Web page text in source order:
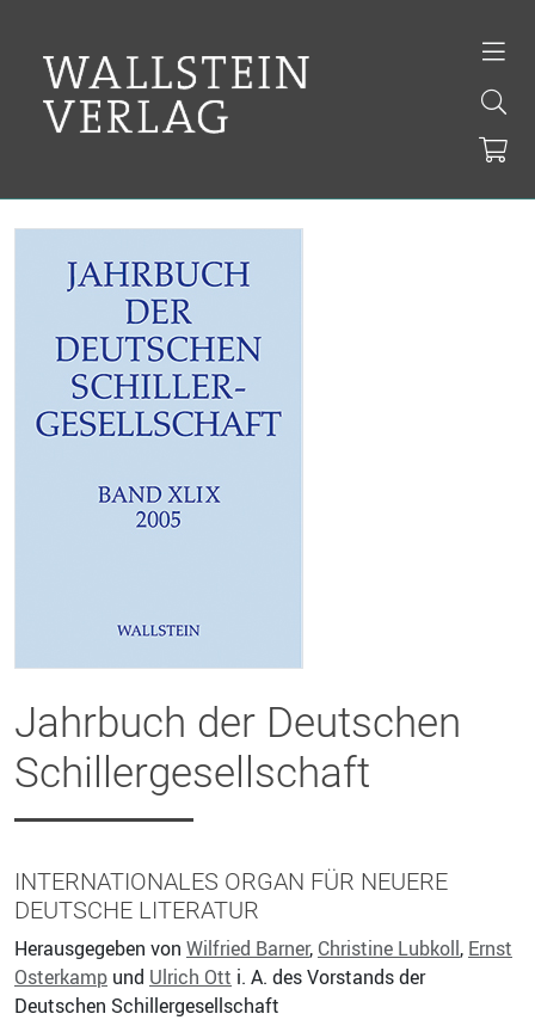
Jahrbuch der Deutschen
Schillergesellschaft
INTERNATIONALES ORGAN FÜR NEUERE
DEUTSCHE LITERATUR
Herausgegeben von Wilfried Barner, Christine Lubkoll, Ernst
Osterkamp und Ulrich Ott i. A. des Vorstands der
Deutschen Schillergesellschaft